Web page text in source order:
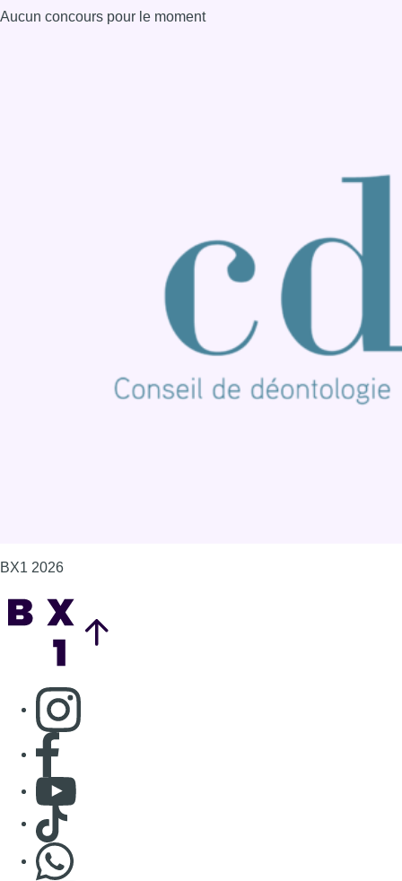
Aucun concours pour le moment
BX1 2026
Consulter page Instagram
Consulter page Facebook
Consulter Youtube
Consulter TikTok